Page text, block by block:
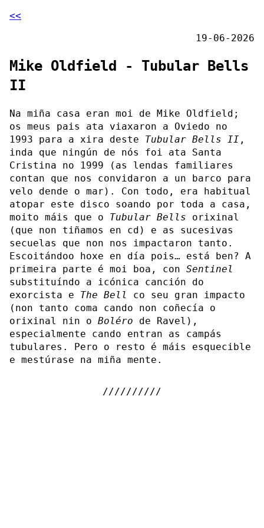
<<
19-06-2026
Mike Oldfield - Tubular Bells
II
Na miña casa eran moi de Mike Oldfield;
os meus pais ata viaxaron a Oviedo no
1993 para a xira deste Tubular Bells II ,
inda que ningún de nós foi ata Santa
Cristina no 1999 (as lendas familiares
contan que nos convidaron a un barco para
velo dende o mar). Con todo, era habitual
atopar este disco soando por toda a casa,
moito máis que o Tubular Bells orixinal
(que non tiñamos en cd) e as sucesivas
secuelas que non nos impactaron tanto.
Escoitándoo hoxe en día pois… está ben? A
primeira parte é moi boa, con Sentinel
substituíndo a icónica canción do
exorcista e The Bell
co seu gran impacto
(non tanto coma cando non coñecía o
orixinal nin o Boléro de Ravel),
especialmente cando entran as campás
tubulares. Pero o resto é máis esquecible
e mestúrase na miña mente.